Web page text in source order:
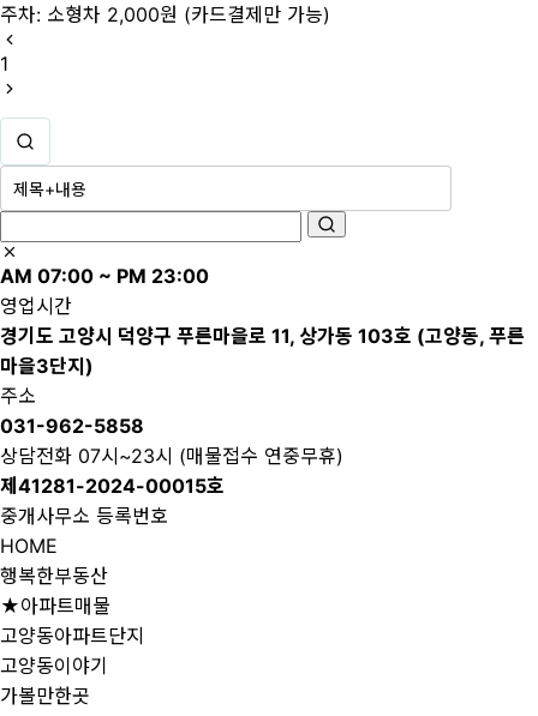
주차: 소형차 2,000원 (카드결제만 가능)
1
AM 07:00 ~ PM 23:00
영업시간
경기도 고양시 덕양구 푸른마을로 11, 상가동 103호 (고양동, 푸른
마을3단지)
주소
031-962-5858
상담전화 07시~23시 (매물접수 연중무휴)
제41281-2024-00015호
중개사무소 등록번호
HOME
행복한부동산
★아파트매물
고양동아파트단지
고양동이야기
가볼만한곳